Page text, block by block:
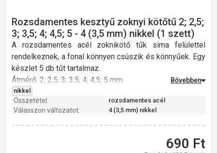
Rozsdamentes kesztyű zoknyi kötőtű 2; 2,5;
3; 3,5; 4; 4,5; 5 - 4 (3,5 mm) nikkel (1 szett)
A rozsdamentes acél zoknikötő tűk sima felülettel
rendelkeznek, a fonal könnyen csúszik és könnyűek. Egy
készlet 5 db tűt tartalmaz.
Átmérő: 2; 2,5; 3; 3,5; 4; 4,5; 5 mm
Hossz: 20 cm
Súly: 22 g
rozsdamentes acél
nikkel
Összetétel: rozsdamentes acél
Válasszon változatot: 4 (3,5 mm) nikkel
690 Ft